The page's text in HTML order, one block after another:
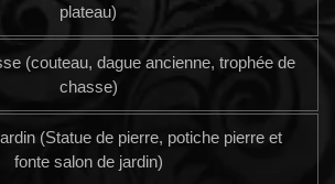
plateau)
(couteau, dague ancienne, trophée de
chasse)
(Statue de pierre, potiche pierre et
fonte salon de jardin)